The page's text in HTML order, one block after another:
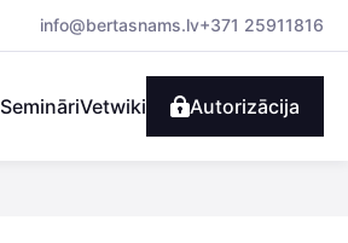
info@bertasnams.lv+371 25911816
SemināriVetwiki Autorizācija